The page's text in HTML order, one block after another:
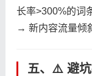
长率>300%的词
→ 新内容流量倾
五、⚠️ ​ 避